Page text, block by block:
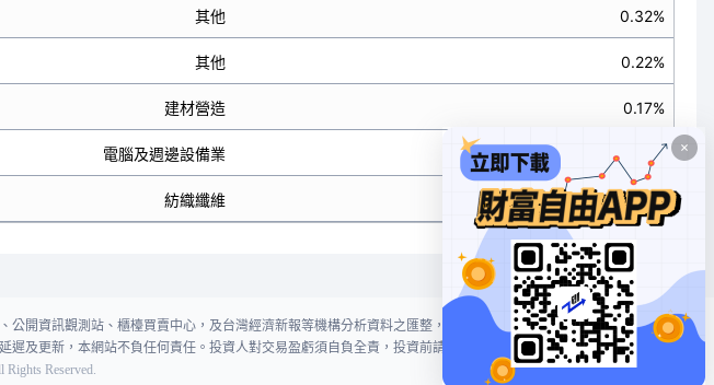
其他 0.32%
其他 0.22%
建材營造 0.17%
電腦及週邊設備業 0.16%
紡織纖維 0.12%
公開資訊觀測站、櫃檯買賣中心，及台灣經濟新報等機構分析資料之匯整，本網站對投資人買賣不作任何建議或暗
遲及更新，本網站不負任何責任。投資人對交易盈虧須自負全責，投資前請謹慎評估風險。
Rights Reserved.